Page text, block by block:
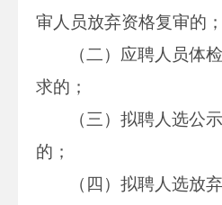
审人员放弃资格复审的；
（二）应聘人员体
求的；
（三）拟聘人选公
的；
（四）拟聘人选放